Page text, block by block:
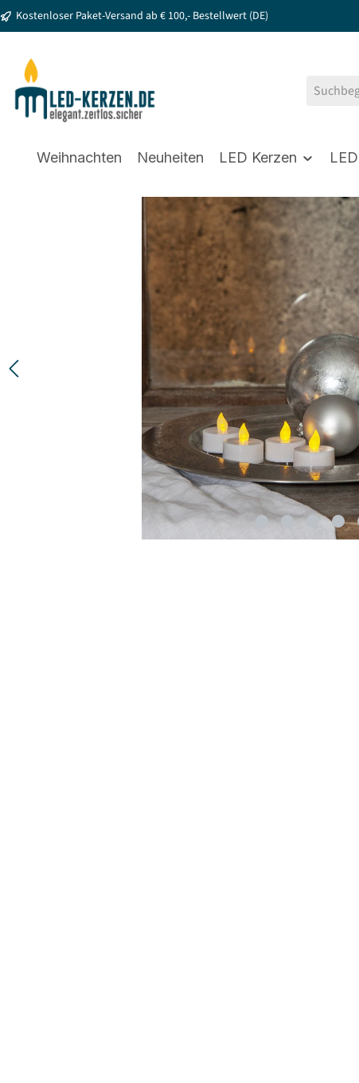
Zur Hauptnavigation springen
Kostenloser Paket-Versand ab € 100,- Bestellwert (DE)
Weihnachten Neuheiten LED Kerzen
Bildergalerie überspringen